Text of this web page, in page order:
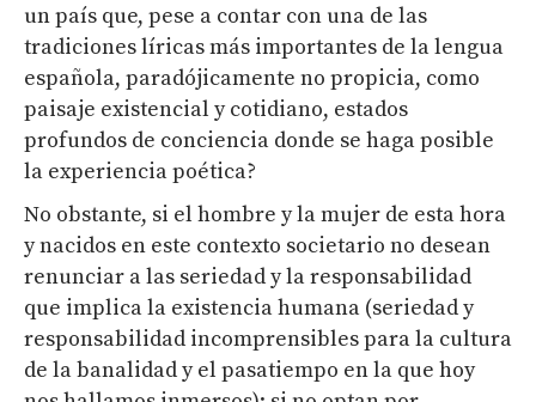
un país que, pese a contar con una de las
tradiciones líricas más importantes de la lengua
española, paradójicamente no propicia, como
paisaje existencial y cotidiano, estados
profundos de conciencia donde se haga posible
la experiencia poética?
No obstante, si el hombre y la mujer de esta hora
y nacidos en este contexto societario no desean
renunciar a las seriedad y la responsabilidad
que implica la existencia humana (seriedad y
responsabilidad incomprensibles para la cultura
de la banalidad y el pasatiempo en la que hoy